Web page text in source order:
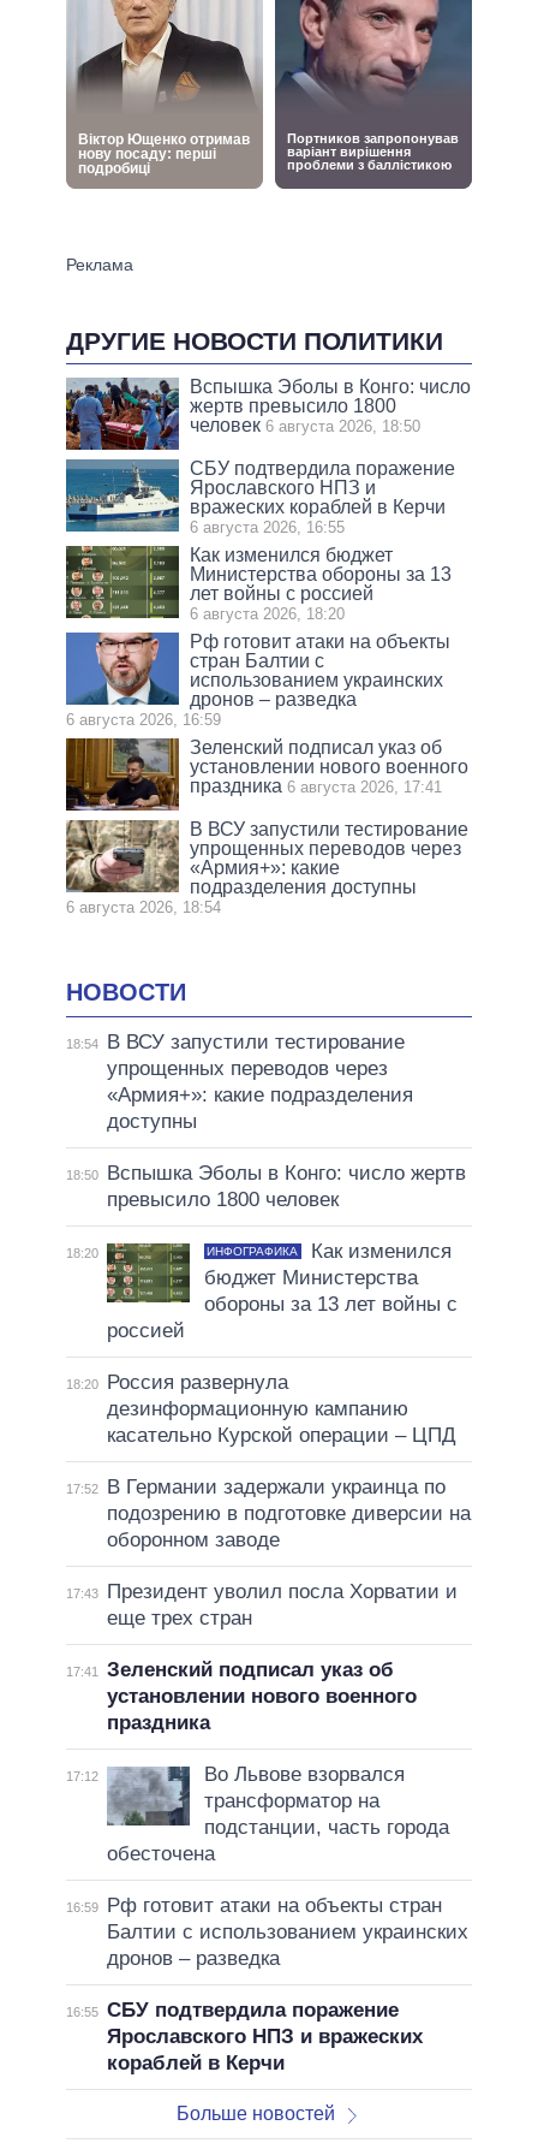
ДРУГИЕ НОВОСТИ ПОЛИТИКИ
Вспышка Эболы в Конго: число
жертв превысило 1800
человек 6 августа 2026, 18:50
СБУ подтвердила поражение
Ярославского НПЗ и
вражеских кораблей в Керчи
6 августа 2026, 16:55
Как изменился бюджет
Министерства обороны за 13
лет войны с россией
6 августа 2026, 18:20
Рф готовит атаки на объекты
стран Балтии с
использованием украинских
дронов – разведка
6 августа 2026, 16:59
Зеленский подписал указ об
установлении нового военного
праздника 6 августа 2026, 17:41
В ВСУ запустили тестирование
упрощенных переводов через
«Армия+»: какие
подразделения доступны
6 августа 2026, 18:54
НОВОСТИ
18:54
В ВСУ запустили тестирование
упрощенных переводов через
«Армия+»: какие подразделения
доступны
18:50
Вспышка Эболы в Конго: число жертв
превысило 1800 человек
18:20 ИНФОГРАФИКА
Как изменился
бюджет Министерства
обороны за 13 лет войны с
россией
18:20
Россия развернула
дезинформационную кампанию
касательно Курской операции – ЦПД
17:52
В Германии задержали украинца по
подозрению в подготовке диверсии на
оборонном заводе
17:43
Президент уволил посла Хорватии и
еще трех стран
17:41
Зеленский подписал указ об
установлении нового военного
праздника
17:12
Во Львове взорвался
трансформатор на
подстанции, часть города
обесточена
16:59
Рф готовит атаки на объекты стран
Балтии с использованием украинских
дронов – разведка
16:55 СБУ подтвердила поражение
Ярославского НПЗ и вражеских
кораблей в Керчи
Больше новостей